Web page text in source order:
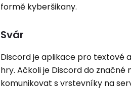
formě kyberšikany.
Svár
Discord je aplikace pro textové
hry. Ačkoli je Discord do
komunikovat s vrstevníky na